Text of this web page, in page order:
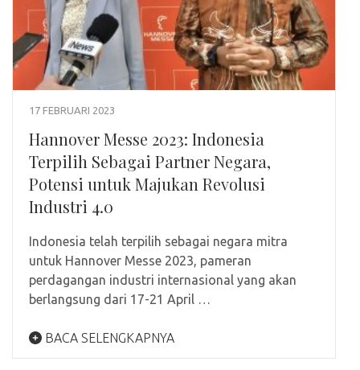
17 FEBRUARI 2023
Hannover Messe 2023: Indonesia
Terpilih Sebagai Partner Negara,
Potensi untuk Majukan Revolusi
Industri 4.0
Indonesia telah terpilih sebagai negara mitra
untuk Hannover Messe 2023, pameran
perdagangan industri internasional yang akan
berlangsung dari 17-21 April …
BACA SELENGKAPNYA